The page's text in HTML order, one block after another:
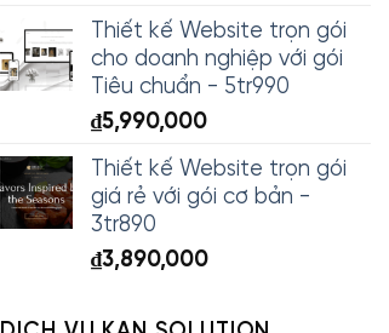
Thiết kế Website trọn gói
cho doanh nghiệp với gói
Tiêu chuẩn - 5tr990
₫5,990,000
Thiết kế Website trọn gói
giá rẻ với gói cơ bản -
3tr890
₫3,890,000